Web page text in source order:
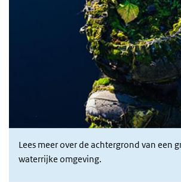
Lees meer over de achtergrond van een
waterrijke omgeving.